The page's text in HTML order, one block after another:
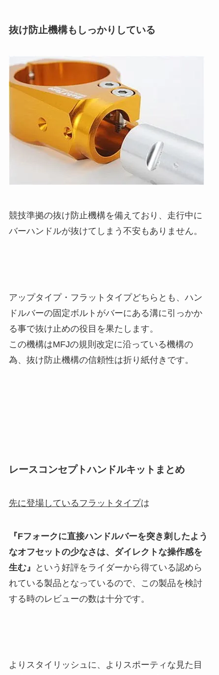
抜け防止機構もしっかりしている
競技準拠の抜け防止機構を備えており、走行中に
バーハンドルが抜けてしまう不安もありません。
アップタイプ・フラットタイプどちらとも、ハン
ドルバーの固定ボルトがバーにある溝に引っかか
る事で抜け止めの役目を果たします。
この機構はMFJの規則改定に沿っている機構の
為、抜け防止機構の信頼性は折り紙付きです。
レースコンセプトハンドルキットまとめ
先に登場しているフラットタイプは
『Fフォークに直接ハンドルバーを突き刺したよう
なオフセットの少なさは、ダイレクトな操作感を
生む』
という好評をライダーから得ている認めら
れている製品となっているので、この製品を検討
する時のレビューの数は十分です。
よりスタイリッシュに、よりスポーティな見た目